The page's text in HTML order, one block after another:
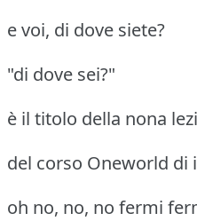
e voi, di dove siete?
"di dove sei?"
è il titolo della nona
del corso Oneworld di
oh no, no, no fermi